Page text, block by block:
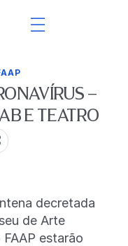
–
E TEATRO
decretada
de Arte
estarão